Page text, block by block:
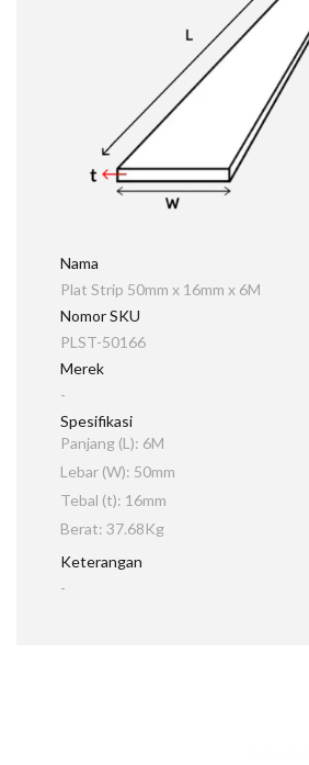
Nama
Plat Strip 50mm x 16mm x 6M
Nomor SKU
PLST-50166
Merek
-
Spesifikasi
Panjang (L): 6M
Lebar (W): 50mm
Tebal (t): 16mm
Berat: 37.68Kg
Keterangan
-